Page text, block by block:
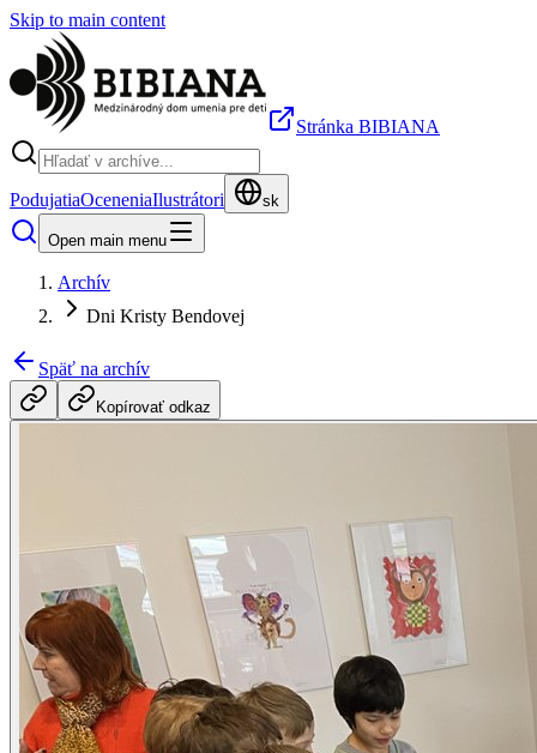
Skip to main content
Stránka BIBIANA
PodujatiaOceneniaIlustrátori sk
Open main menu
Archív
Dni Kristy Bendovej
Späť na archív
Kopírovať odkaz